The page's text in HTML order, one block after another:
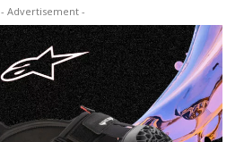
- Advertisement -